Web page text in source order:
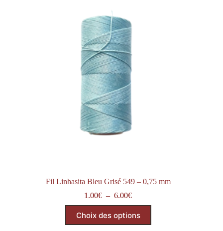
peuvent
être
choisies
sur
la
page
du
produit
Fil Linhasita Bleu Grisé 549 – 0,75 mm
1.00€ – 6.00€Plage
de
prix :
1.00€
Choix des options
produit
a